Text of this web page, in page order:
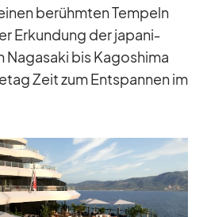
be­rühm­ten Tem­peln
Er­kun­dung der ja­pa­ni­
Na­ga­saki bis Ka­go­shima
Zeit zum Ent­span­nen im